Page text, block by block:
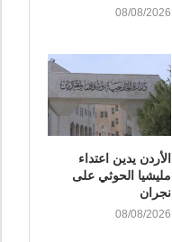
08/08/2026
الأردن يدين اعتداء
مليشيا الحوثي على
نجران
08/08/2026